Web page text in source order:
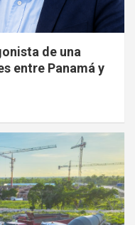
de una
entre Panamá y